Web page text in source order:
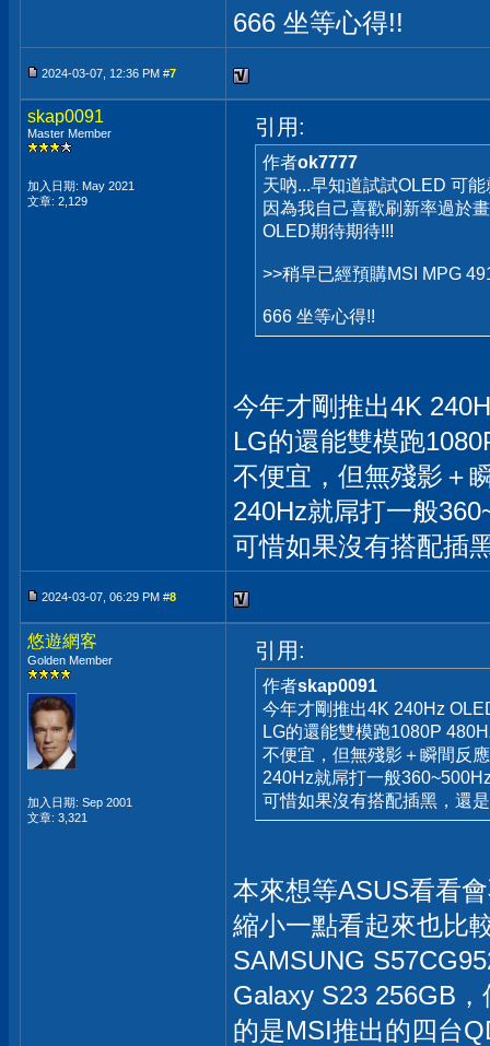
666 坐等心得!!
2024-03-07, 12:36 PM #7
skap0091
Master Member
加入日期: May 2021
文章: 2,129
引用:
作者ok7777
天吶...早知道試試OLED 可
因為我自己喜歡刷新率過於
OLED期待期待!!!
>>稍早已經預購MSI MPG
666 坐等心得!!
今年才剛推出4K
LG的還能雙模跑
不便宜，但無殘影＋
240Hz就屌打一般
可惜如果沒有搭配插
2024-03-07, 06:29 PM #8
悠遊網客
Golden Member
加入日期: Sep 2001
文章: 3,321
引用:
作者skap0091
今年才剛推出4K 240Hz
LG的還能雙模跑1080P
不便宜，但無殘影＋瞬間反
240Hz就屌打一般
可惜如果沒有搭配插黑，還
本來想等ASUS看看
縮小一點看起來也比
SAMSUNG
Galaxy S23 256GB
的是MSI推出的四台